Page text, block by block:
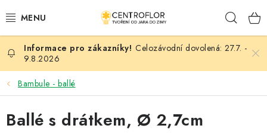
na
SEZÓNNÍ TVOŘENÍ
DŘEVĚNÉ VÝROBKY
MEDAILE
Celozávodní dovolená: 27.7. -
9.8.2026
Bambule - ballé
Ballé s drátkem, Ø 2,7cm